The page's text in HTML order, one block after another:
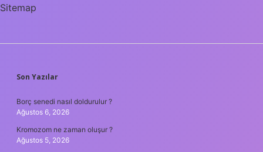
Sitemap
SIDEBAR
Son Yazılar
Borç senedi nasıl doldurulur ?
Ağustos 6, 2026
Kromozom ne zaman oluşur ?
Ağustos 5, 2026